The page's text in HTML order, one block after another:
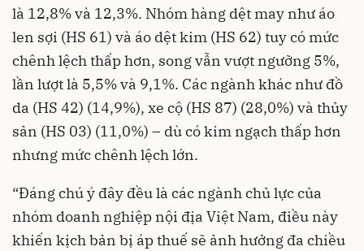
là 12,8% và 12,3%. Nhóm hàng dệt may như áo
len sợi (HS 61) và áo dệt kim (HS 62) tuy có mức
chênh lệch thấp hơn, song vẫn vượt ngưỡng 5%,
lần lượt là 5,5% và 9,1%. Các ngành khác như đồ
da (HS 42) (14,9%), xe cộ (HS 87) (28,0%) và thủy
sản (HS 03) (11,0%) – dù có kim ngạch thấp hơn
nhưng mức chênh lệch lớn.
“Đáng chú ý đây đều là các ngành chủ lực của
nhóm doanh nghiệp nội địa Việt Nam, điều này
khiến kịch bản bị áp thuế sẽ ảnh hưởng đa chiều